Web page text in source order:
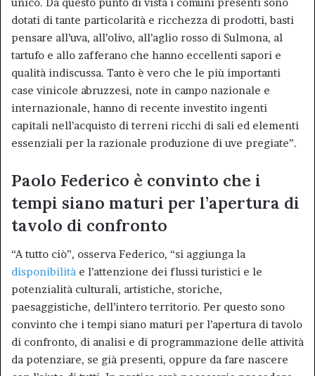
dotati di tante particolarità e ricchezza di prodotti, basti
pensare all’uva, all’olivo, all’aglio rosso di Sulmona, al
tartufo e allo zafferano che hanno eccellenti sapori e
qualità indiscussa. Tanto è vero che le più importanti
case vinicole abruzzesi, note in campo nazionale e
internazionale, hanno di recente investito ingenti
capitali nell’acquisto di terreni ricchi di sali ed elementi
essenziali per la razionale produzione di uve pregiate”.
Paolo Federico è convinto che i
tempi siano maturi per l’apertura di
tavolo di confronto
“A tutto ciò”, osserva Federico, “si aggiunga la
disponibilità e l’attenzione dei flussi turistici e le
potenzialità culturali, artistiche, storiche,
paesaggistiche, dell’intero territorio. Per questo sono
convinto che i tempi siano maturi per l’apertura di tavolo
di confronto, di analisi e di programmazione delle attività
da potenziare, se già presenti, oppure da fare nascere